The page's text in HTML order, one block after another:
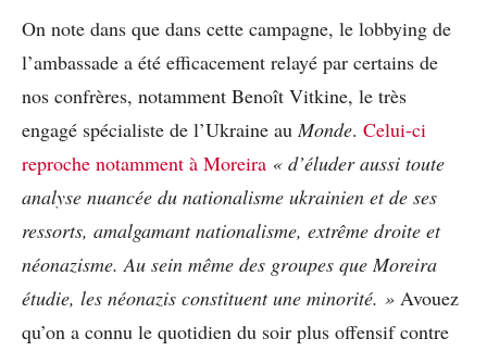
On note dans que dans cette campagne, le lobbying de
l’ambassade a été efficacement relayé par certains de
nos confrères, notamment Benoît Vitkine, le très
engagé spécialiste de l’Ukraine auMonde. Celui-ci
reproche notamment à Moreira « d’éluder aussi toute
analyse nuancée du nationalisme ukrainien et de ses
ressorts, amalgamant nationalisme, extrême droite et
néonazisme. Au sein même des groupes que Moreira
étudie, les néonazis constituent une minorité. » Avouez
qu’on a connu le quotidien du soir plus offensif contre